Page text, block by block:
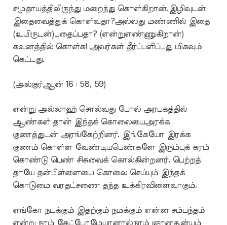
சமுதாயத்திலிருந்து மறைந்து கொள்கிறான்.இழிவுடன்
இதைவைத்துக் கொள்வதா?அல்லது மண்ணில் இதை
(உயிருடன்)புதைப்பதா? (என்றுஎண்ணுகிறான்)
கவனத்தில் கொள்க! அவர்கள் தீர்ப்பளிப்பது மிகவும்
கெட்டது.
(அல்குர்ஆன் 16 : 58, 59)
என்று அல்லாஹ் சொல்வது போல் அரபகத்தில்
ஆண்கள் தான் இந்தக் கொலையைஅரக்க
குணத்துடன் அரங்கேற்றினர். இங்கேயோ இரக்க
குணம் கொள்ள வேண்டியபெண்களே இரும்புக் கரம்
கொண்டு பெண் சிசுவைக் கொல்கின்றனர். பெற்றத்
தாயே தன்பிள்ளையை கொலை செய்யும் இந்தக்
கொடுமை வரதட்சணை தந்த உக்கிரவிளைவாகும்.
எங்கோ நடக்கும் இதற்கும் நமக்கும் என்ன சம்பந்தம்
என்று நாம் கேட்போமேயானால்நாம் ஞானசூன்யம்